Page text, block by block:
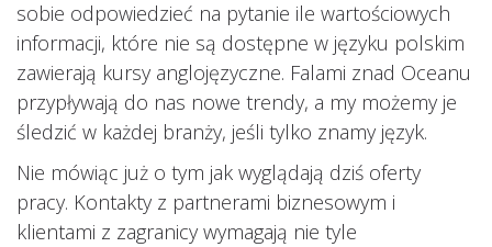
sobie odpowiedzieć na pytanie ile wartościowych
informacji, które nie są dostępne w języku polskim
zawierają kursy anglojęzyczne. Falami znad Oceanu
przypływają do nas nowe trendy, a my możemy je
śledzić w każdej branży, jeśli tylko znamy język.
Nie mówiąc już o tym jak wyglądają dziś oferty
pracy. Kontakty z partnerami biznesowym i
klientami z zagranicy wymagają nie tyle